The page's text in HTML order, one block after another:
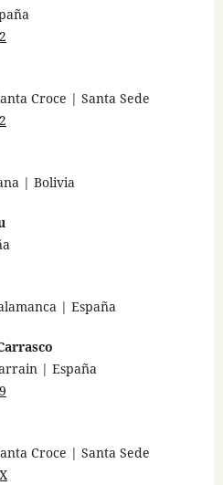
Croce | Santa Sede
| Bolivia
| España
| España
Croce | Santa Sede